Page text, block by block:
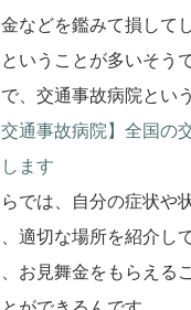
などを鑑みて損して
いうことが多いそうで
、交通事故病院とい
交通事故病院】全国
ます
では、自分の症状や
適切な場所を紹介し
、お見舞金をもらえる